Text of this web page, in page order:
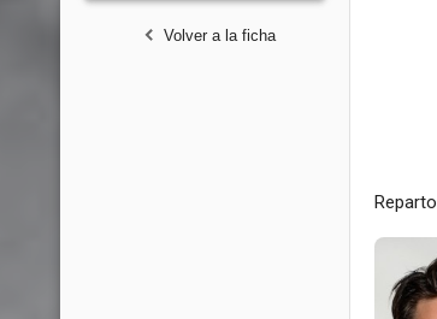
Volver a la ficha
Reparto